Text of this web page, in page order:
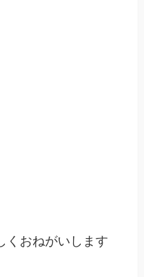
くおねがいします